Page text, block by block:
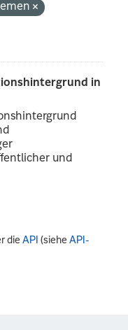
in
und
dieAPI (sieheAPI-